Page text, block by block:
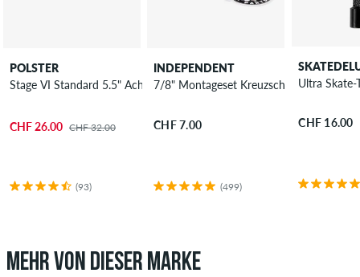
POLSTER
Stage VI Standard 5.5" Achse 8.125"
CHF 26.00 CHF 32.00
(93)
INDEPENDENT
7/8" Montageset Kreuzschlitz
CHF 7.00
(499)
Ultra Skate-
CHF 16.00
MEHR VON DIESER MARKE